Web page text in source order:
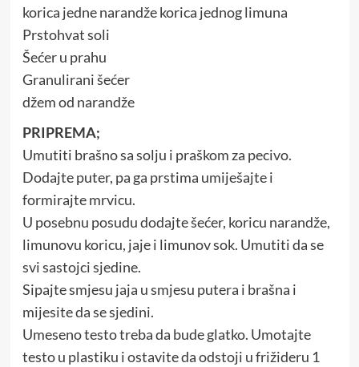
korica jedne narandže korica jednog limuna
Prstohvat soli
Šećer u prahu
Granulirani šećer
džem od narandže
PRIPREMA;
Umutiti brašno sa solju i praškom za pecivo.
Dodajte puter, pa ga prstima umiješajte i
formirajte mrvicu.
U posebnu posudu dodajte šećer, koricu narandže,
limunovu koricu, jaje i limunov sok. Umutiti da se
svi sastojci sjedine.
Sipajte smjesu jaja u smjesu putera i brašna i
mijesite da se sjedini.
Umeseno testo treba da bude glatko. Umotajte
testo u plastiku i ostavite da odstoji u frižideru 1